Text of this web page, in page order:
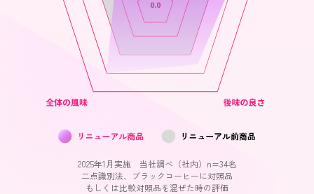
2025年1月実施 当社調べ（社内）n=34名
二点識別法、ブラックコーヒーに対照品
もしくは比較対照品を混ぜた時の評価